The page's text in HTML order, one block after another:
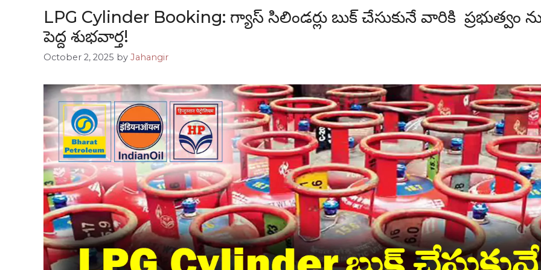
LPG Cylinder Booking: గ్యాస్ సిలిండర్లు బుక్ చేసుకునే వారికి ప్రభుత్వం
పెద్ద శుభవార్త!
October 2, 2025 by Jahangir